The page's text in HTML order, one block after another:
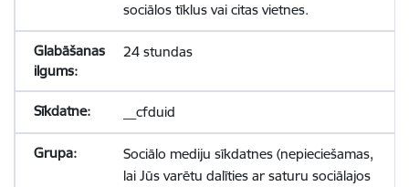
sociālos tīklus vai citas vietnes.
24 stundas
__cfduid
Sociālo mediju sīkdatnes (nepieciešamas,
lai Jūs varētu dalīties ar saturu sociālajos